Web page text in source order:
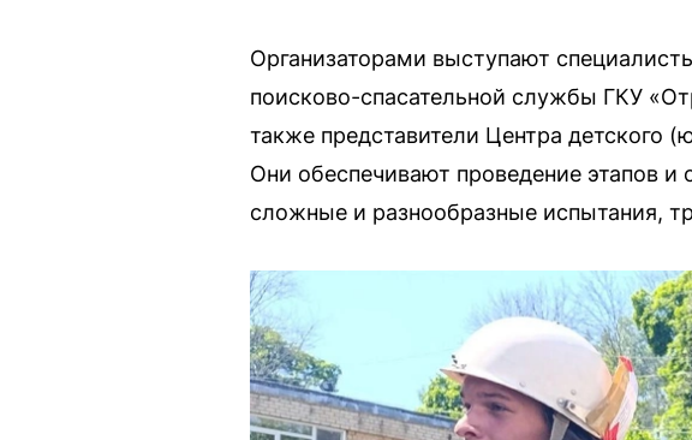
Организаторами выступают
поисково-спасательной службы ГКУ
также представители Центра детского
Они обеспечивают проведение этапов и
сложные и разнообразные испытания,